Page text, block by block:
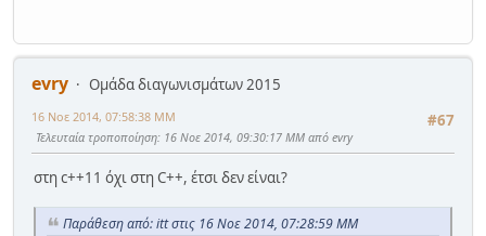
evry
Ομάδα διαγωνισμάτων 2015
#67
16 Νοε 2014, 07:58:38 ΜΜ
Τελευταία τροποποίηση: 16 Νοε 2014, 09:30:17 ΜΜ από evry
στη c++11 όχι στη C++, έτσι δεν είναι?
Παράθεση από: itt στις 16 Νοε 2014, 07:28:59 ΜΜ